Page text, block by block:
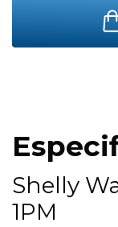
Shelly
1PM